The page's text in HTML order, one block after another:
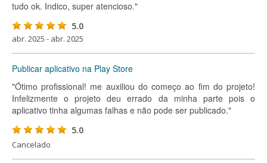
tudo ok. Indico, super atencioso."
5.0
abr. 2025 - abr. 2025
Publicar aplicativo na Play Store
"Ótimo profissional! me auxiliou do começo ao fim do projeto!
Infelizmente o projeto deu errado da minha parte pois o
aplicativo tinha algumas falhas e não pode ser publicado."
5.0
Cancelado